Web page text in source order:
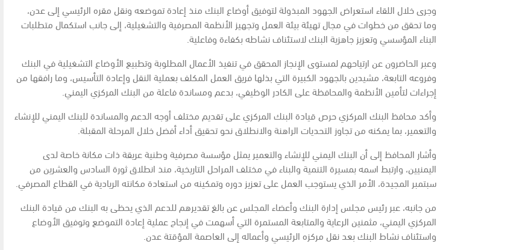
وجرى خلال اللقاء استعراض الجهود المبذولة لتوفيق أوضاع البنك منذ إعادة تموضعه ونقل مقره الرئيسي إلى عدن،
وما تحقق من خطوات في مجال تهيئة بيئة العمل وتجهيز الأنظمة المصرفية والتشغيلية، إلى جانب استكمال متطلبات
البناء المؤسسي وتعزيز جاهزية البنك لاستئناف نشاطه بكفاءة وفاعلية.
وعبر الحاضرون عن ارتياحهم لمستوى الإنجاز المحقق في تنفيذ الأعمال المطلوبة وتطبيع الأوضاع التشغيلية في البنك
وفروعه التابعة، مشيدين بالجهود الكبيرة التي بذلها فريق العمل المكلف بعملية النقل وإعادة التأسيس، وما رافقها من
إجراءات لتأمين الأنظمة والمحافظة على الكادر الوظيفي، بدعم ومساندة فاعلة من البنك المركزي اليمني.
وأكد محافظ البنك المركزي حرص قيادة البنك المركزي على تقديم مختلف أوجه الدعم والمساندة للبنك اليمني للإنشاء
والتعمير، بما يمكنه من تجاوز التحديات الراهنة والانطلاق نحو تحقيق أداء أفضل خلال المرحلة المقبلة.
وأشار المحافظ إلى أن البنك اليمني للإنشاء والتعمير يمثل مؤسسة مصرفية وطنية عريقة ذات مكانة خاصة لدى
اليمنيين، وارتبط اسمه بمسيرة التنمية والبناء في مختلف المراحل التاريخية، منذ انطلاق ثورة السادس والعشرين من
سبتمبر المجيدة، الأمر الذي يستوجب العمل على تعزيز دوره وتمكينه من استعادة مكانته الريادية في القطاع المصرفي.
من جانبه، عبر رئيس مجلس إدارة البنك وأعضاء المجلس عن بالغ تقديرهم للدعم الذي يحظى به البنك من قيادة البنك
المركزي اليمني، مثمنين الرعاية والمتابعة المستمرة التي أسهمت في إنجاح عملية إعادة التموضع وتوفيق الأوضاع
واستئناف نشاط البنك بعد نقل مركزه الرئيسي وأعماله إلى العاصمة المؤقتة عدن.